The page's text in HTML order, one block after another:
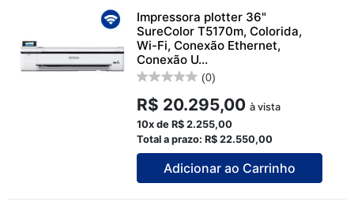
Impressora plotter 36"
SureColor T5170m, Colorida,
Wi-Fi, Conexão Ethernet,
Conexão U...
(0)
R$ 20.295,00 à vista
10x de R$ 2.255,00
Total a prazo: R$ 22.550,00
Adicionar ao Carrinho